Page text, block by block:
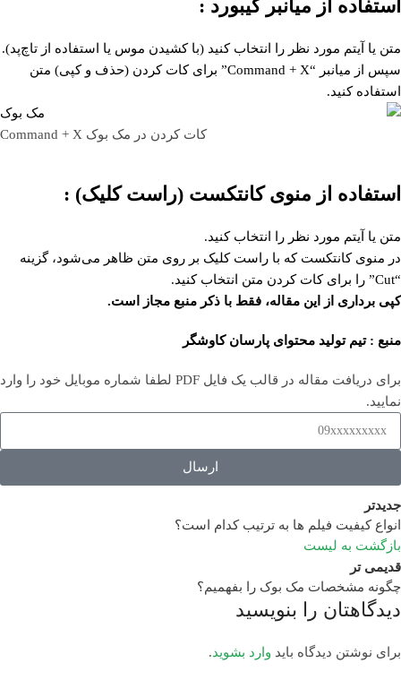
استفاده از میانبر کیبورد :
متن یا آیتم مورد نظر را انتخاب کنید (با کشیدن موس یا استفاده از تاچ‌پد).
سپس از میانبر “Command + X” برای کات کردن (حذف و کپی) متن
استفاده کنید.
کات کردن در مک بوک Command + X
استفاده از منوی کانتکست (راست کلیک) :
متن یا آیتم مورد نظر را انتخاب کنید.
در منوی کانتکست که با راست کلیک بر روی متن ظاهر می‌شود، گزینه
“Cut” را برای کات کردن متن انتخاب کنید.
کپی برداری از این مقاله، فقط با ذکر منبع مجاز است.
منبع :تیم تولید محتوای پارسان کاوشگر
برای دریافت مقاله در قالب یک فایل PDF لطفا شماره موبایل خود را وارد
نمایید.
ارسال
جدیدتر
انواع کیفیت فیلم ها به ترتیب کدام است؟
بازگشت به لیست
قدیمی تر
چگونه مشخصات مک بوک را بفهمیم؟
دیدگاهتان را بنویسید
برای نوشتن دیدگاه باید وارد بشوید.